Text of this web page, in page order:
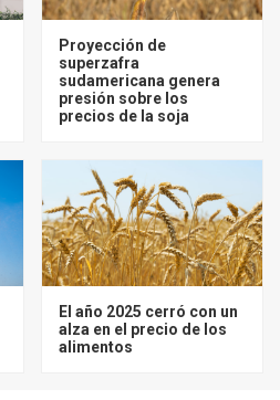
Proyección de
superzafra
sudamericana genera
presión sobre los
precios de la soja
El año 2025 cerró con un
alza en el precio de los
alimentos